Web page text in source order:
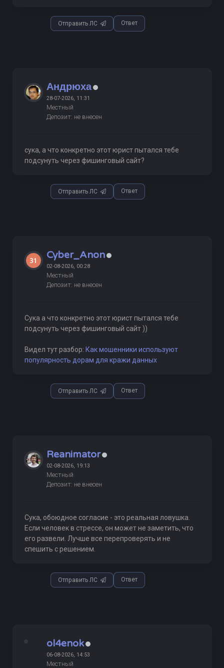
Отправить ЛС Ответ
Андрюха
28-07-2026, 11:31
Местный
Депозит: не внесен
сука, а что конкретно этот юрист пытался тебе
подсунуть через фишинговый сайт?
Отправить ЛС Ответ
Cyber_Anon
02-08-2026, 00:28
Местный
Депозит: не внесен
Сука а что конкретно этот юрист пытался тебе
подсунуть через фишинговый сайт ))
Видел тут разбор: Как мошенники используют
популярность дорам для кражи данных
Отправить ЛС Ответ
Reanimator
02-08-2026, 19:13
Местный
Депозит: не внесен
Сука, обоюдное согласие - это реальная ловушка.
Если человек в стрессе, он может не заметить, что
его развели. Лучше все перепроверять и не
спешить с решением.
Отправить ЛС Ответ
ol4enok
06-08-2026, 14:53
Местный